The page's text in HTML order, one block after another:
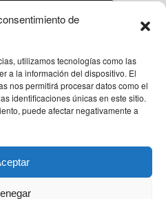
de
utilizamos tecnologías como las
a la información del dispositivo. El
nos permitirá procesar datos como el
identificaciones únicas en este sitio.
puede afectar negativamente a
Santiago Onaindia 3D 2ºA Amorebieta,
94 58 57
to top